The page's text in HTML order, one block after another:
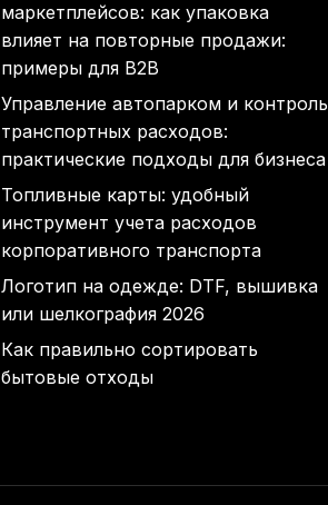
маркетплейсов: как упаковка
влияет на повторные продажи:
примеры для B2B
Управление автопарком и контроль
транспортных расходов:
практические подходы для бизнеса
Топливные карты: удобный
инструмент учета расходов
корпоративного транспорта
Логотип на одежде: DTF, вышивка
или шелкография 2026
Как правильно сортировать
бытовые отходы